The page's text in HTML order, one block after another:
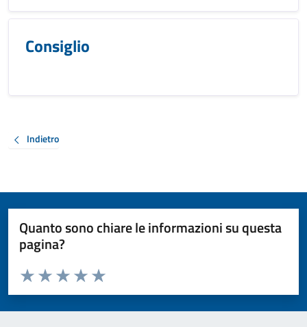
Consiglio
Indietro
Quanto sono chiare le informazioni su questa
pagina?
Valuta da 1 a 5 stelle la pagina
Valuta 5 stelle su 5
Valuta 4 stelle su 5
Valuta 3 stelle su 5
Valuta 2 stelle su 5
Valuta 1 stelle su 5